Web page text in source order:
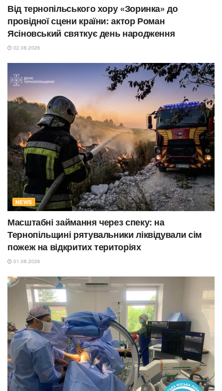
Від тернопільського хору «Зоринка» до
провідної сцени країни: актор Роман
Ясіновський святкує день народження
02.08.2026
NEWS
Масштабні займання через спеку: на
Тернопільщині рятувальники ліквідували сім
пожеж на відкритих територіях
01.08.2026